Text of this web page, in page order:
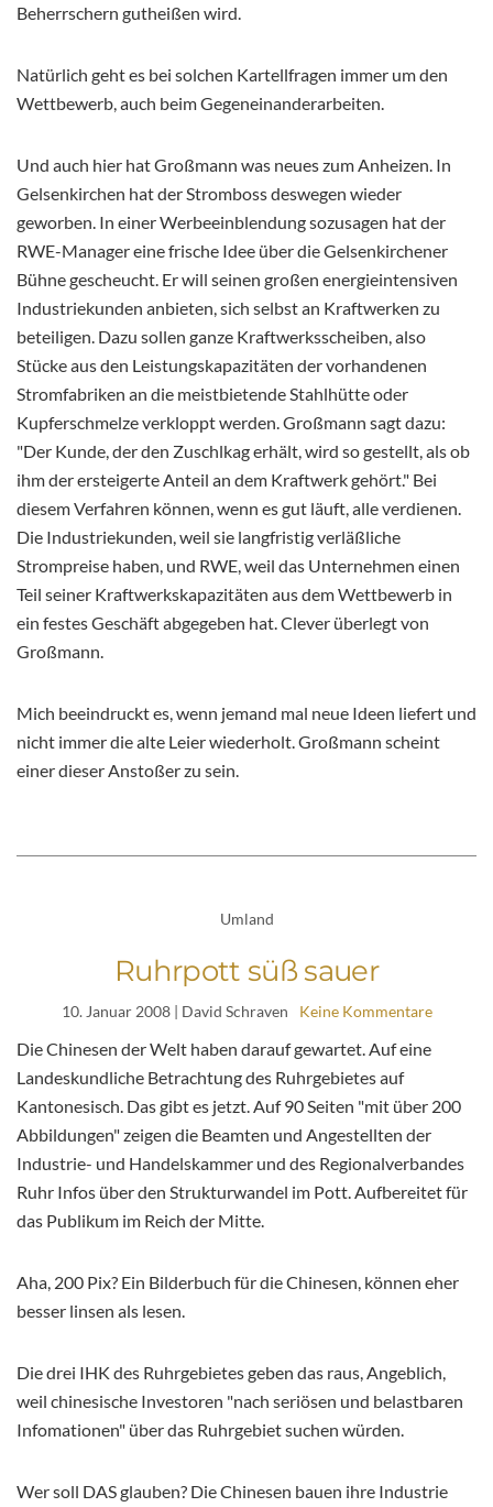
Beherrschern gutheißen wird.
Natürlich geht es bei solchen Kartellfragen immer um den
Wettbewerb, auch beim Gegeneinanderarbeiten.
Und auch hier hat Großmann was neues zum Anheizen. In
Gelsenkirchen hat der Stromboss deswegen wieder
geworben. In einer Werbeeinblendung sozusagen hat der
RWE-Manager eine frische Idee über die Gelsenkirchener
Bühne gescheucht. Er will seinen großen energieintensiven
Industriekunden anbieten, sich selbst an Kraftwerken zu
beteiligen. Dazu sollen ganze Kraftwerksscheiben, also
Stücke aus den Leistungskapazitäten der vorhandenen
Stromfabriken an die meistbietende Stahlhütte oder
Kupferschmelze verkloppt werden. Großmann sagt dazu:
"Der Kunde, der den Zuschlkag erhält, wird so gestellt, als ob
ihm der ersteigerte Anteil an dem Kraftwerk gehört." Bei
diesem Verfahren können, wenn es gut läuft, alle verdienen.
Die Industriekunden, weil sie langfristig verläßliche
Strompreise haben, und RWE, weil das Unternehmen einen
Teil seiner Kraftwerkskapazitäten aus dem Wettbewerb in
ein festes Geschäft abgegeben hat. Clever überlegt von
Großmann.
Mich beeindruckt es, wenn jemand mal neue Ideen liefert und
nicht immer die alte Leier wiederholt. Großmann scheint
einer dieser Anstoßer zu sein.
Umland
Ruhrpott süß sauer
10. Januar 2008| David Schraven Keine Kommentare
Die Chinesen der Welt haben darauf gewartet. Auf eine
Landeskundliche Betrachtung des Ruhrgebietes auf
Kantonesisch. Das gibt es jetzt. Auf 90 Seiten "mit über 200
Abbildungen" zeigen die Beamten und Angestellten der
Industrie- und Handelskammer und des Regionalverbandes
Ruhr Infos über den Strukturwandel im Pott. Aufbereitet für
das Publikum im Reich der Mitte.
Aha, 200 Pix? Ein Bilderbuch für die Chinesen, können eher
besser linsen als lesen.
Die drei IHK des Ruhrgebietes geben das raus, Angeblich,
weil chinesische Investoren "nach seriösen und belastbaren
Infomationen" über das Ruhrgebiet suchen würden.
Wer soll DAS glauben? Die Chinesen bauen ihre Industrie